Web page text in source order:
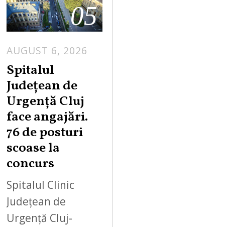
05
AUGUST 6, 2026
Spitalul
Județean de
Urgență Cluj
face angajări.
76 de posturi
scoase la
concurs
Spitalul Clinic
Județean de
Urgență Cluj-